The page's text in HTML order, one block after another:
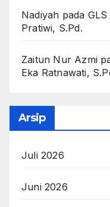
Nadiyah pada
Pratiwi, S.Pd.
Zaitun Nur Azmi
Eka Ratnawati,
Arsip
Juli 2026
Juni 2026